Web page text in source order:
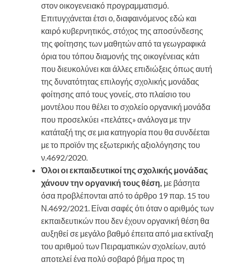
στον οικογενειακό προγραμματισμό.
Επιτυγχάνεται έτσι ο, διαφαινόμενος εδώ και
καιρό κυβερνητικός, στόχος της αποσύνδεσης
της φοίτησης των μαθητών από τα γεωγραφικά
όρια του τόπου διαμονής της οικογένειας κάτι
που διευκολύνει και άλλες επιδιώξεις όπως αυτή
της δυνατότητας επιλογής σχολικής μονάδας
φοίτησης από τους γονείς, στο πλαίσιο του
μοντέλου που θέλει το σχολείο οργανική μονάδα
που προσελκύει «πελάτες» ανάλογα με την
κατάταξή της σε μια κατηγορία που θα συνδέεται
με το προϊόν της εξωτερικής αξιολόγησης του
ν.4692/2020.
Όλοι οι εκπαιδευτικοί της σχολικής μονάδας
χάνουν την οργανική τους θέση, με βάσητα
όσα προβλέπονται από το άρθρο 19 παρ. 15 του
Ν.4692/2021. Είναι σαφές ότι όταν ο αριθμός των
εκπαιδευτικών που δεν έχουν οργανική θέση θα
αυξηθεί σε μεγάλο βαθμό έπειτα από μια εκτίναξη
του αριθμού των Πειραματικών σχολείων, αυτό
αποτελεί ένα πολύ σοβαρό βήμα προς τη